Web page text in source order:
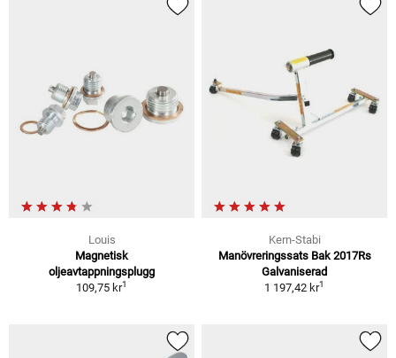
Louis
Magnetisk
oljeavtappningsplugg
109,75 kr1
Kern-Stabi
Manövreringssats Bak 2017Rs
Galvaniserad
1 197,42 kr1